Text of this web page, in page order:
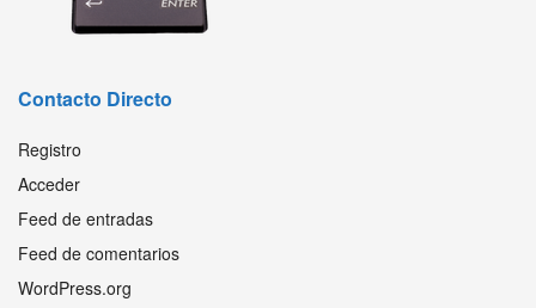
Contacto Directo
Registro
Acceder
Feed de entradas
Feed de comentarios
WordPress.org